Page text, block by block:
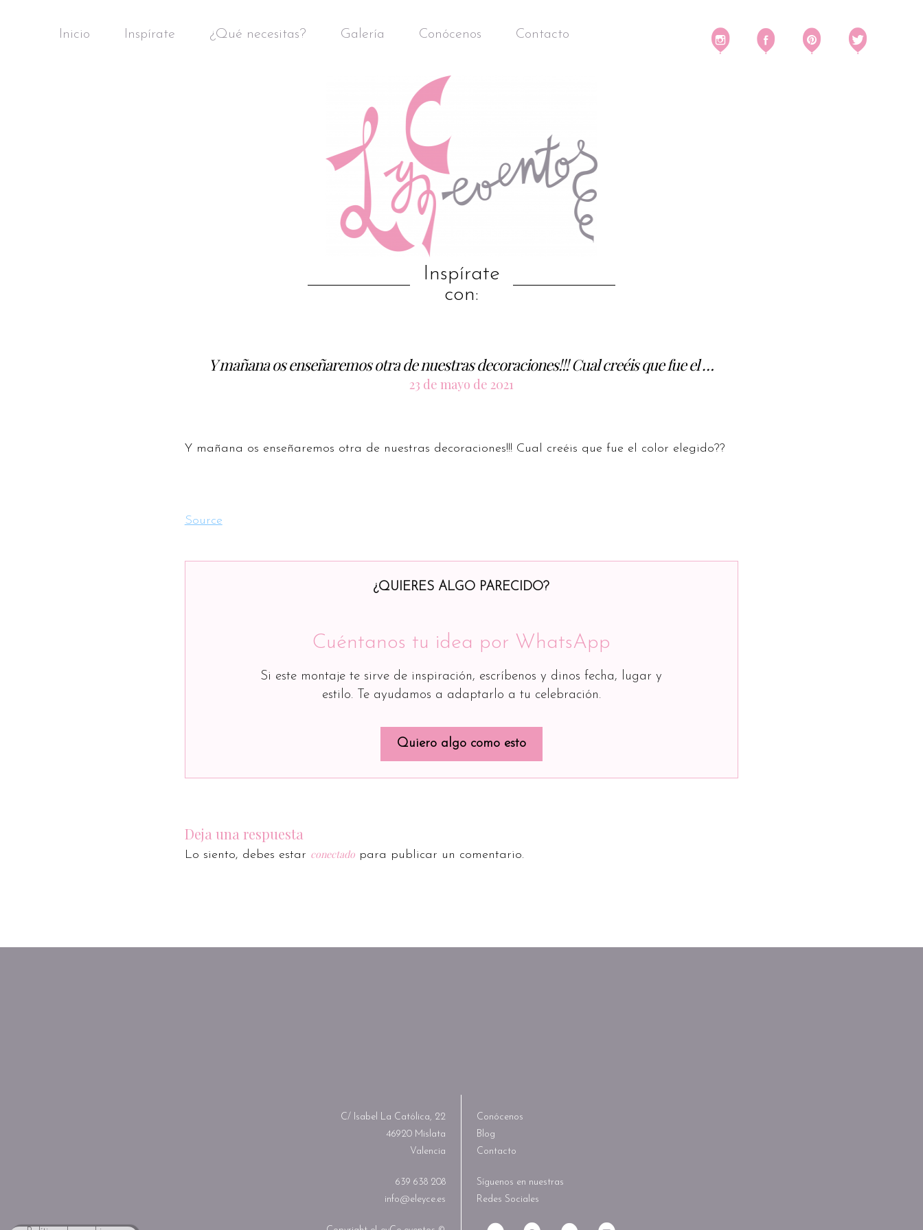
Inicio Inspírate ¿Qué necesitas? Galería Conócenos Contacto
Inspírate
con:
Y mañana os enseñaremos otra de nuestras decoraciones!!! Cual creéis que fue el …
23 de mayo de 2021
Y mañana os enseñaremos otra de nuestras decoraciones!!! Cual creéis que fue el color elegido??
Source
¿QUIERES ALGO PARECIDO?
Cuéntanos tu idea por WhatsApp
Si este montaje te sirve de inspiración, escríbenos y dinos fecha, lugar y
estilo. Te ayudamos a adaptarlo a tu celebración.
Quiero algo como esto
Deja una respuesta
Lo siento, debes estar conectadopara publicar un comentario.
C/ Isabel La Católica, 22
46920 Mislata
Valencia
639 638 208
info@eleyce.es
Conócenos
Blog
Contacto
Síguenos en nuestras
Redes Sociales